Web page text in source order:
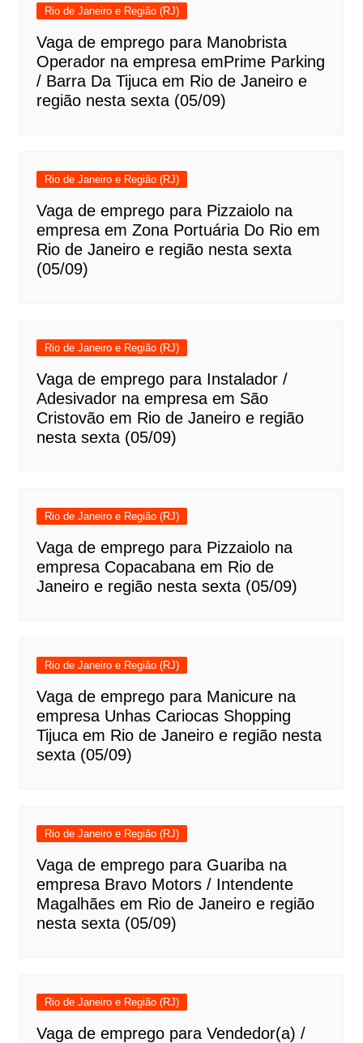
Rio de Janeiro e Região (RJ)
Vaga de emprego para Manobrista
Operador na empresa emPrime Parking
/ Barra Da Tijuca em Rio de Janeiro e
região nesta sexta (05/09)
Rio de Janeiro e Região (RJ)
Vaga de emprego para Pizzaiolo na
empresa em Zona Portuária Do Rio em
Rio de Janeiro e região nesta sexta
(05/09)
Rio de Janeiro e Região (RJ)
Vaga de emprego para Instalador /
Adesivador na empresa em São
Cristovão em Rio de Janeiro e região
nesta sexta (05/09)
Rio de Janeiro e Região (RJ)
Vaga de emprego para Pizzaiolo na
empresa Copacabana em Rio de
Janeiro e região nesta sexta (05/09)
Rio de Janeiro e Região (RJ)
Vaga de emprego para Manicure na
empresa Unhas Cariocas Shopping
Tijuca em Rio de Janeiro e região nesta
sexta (05/09)
Rio de Janeiro e Região (RJ)
Vaga de emprego para Guariba na
empresa Bravo Motors / Intendente
Magalhães em Rio de Janeiro e região
nesta sexta (05/09)
Rio de Janeiro e Região (RJ)
Vaga de emprego para Vendedor(a) /